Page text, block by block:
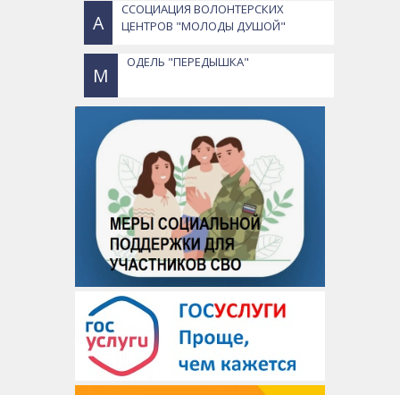
А
ССОЦИАЦИЯ ВОЛОНТЕРСКИХ
ЦЕНТРОВ "МОЛОДЫ ДУШОЙ"
М
ОДЕЛЬ "ПЕРЕДЫШКА"